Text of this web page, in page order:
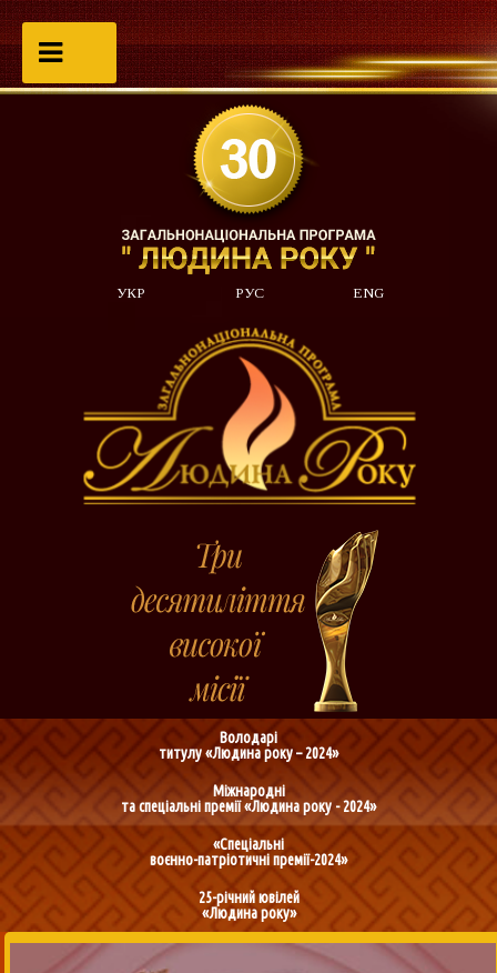
УКР РУС ENG
Володарі
титулу «Людина року – 2024»
Міжнародні
та спеціальні премії «Людина року - 2024»
«Спеціальні
воєнно-патріотичні премії-2024»
25-річний ювілей
«Людина року»